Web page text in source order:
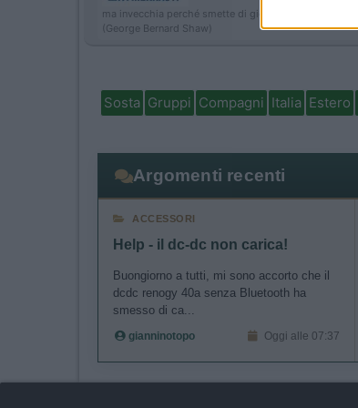
ma invecchia perché smette di giocare.
(George Bernard Shaw)
Sosta Gruppi Compagni Italia Estero
Argomenti recenti
ACCESSORI
Help - il dc-dc non carica!
Buongiorno a tutti, mi sono accorto che il
dcdc renogy 40a senza Bluetooth ha
smesso di ca...
gianninotopo Oggi alle 07:37